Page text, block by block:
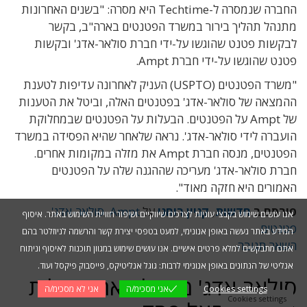
החברה שנמסרה ל-Techtime היא מסרה: "בשנים האחרונות
מתנהל תהליך בירור במשרד הפטנטים בארה"ב, בקשר
לבקשות פטנט שהוגשו על-ידי חברת סולאר-אדג' ובקשות
פטנט שהוגשו על-ידי חברת Ampt.
"משרד הפטנטים (USPTO) העניק לאחרונה עדיפות לטענת
ההמצאה של סולאר-אדג' בפטנטים האלה, וביטל את הטענות
של Ampt על הפטנטים. הבעלות על הפטנטים שבמחלוקת
הועברה לידי סולאר-אדג'. נראה שלאחר שהיא הפסידה במשרד
הפטנטים, מנסה חברת Ampt את מזלה במקומות אחרים.
חברת סולאר-אדג' מעריכה שההגנה שלה על הפטנטים
האמורים היא חזקה מאוד".
פורסם בחדשות,קניין רוחני עלAmpt
,סולאר-אדג',
פטנטים
השאר תגובה
סולאר-אדג' מחסלת את פעילות
אנו עושים שימוש בקבצי עוגיות לצרכים שיווקיים ושיפור חוויית השימוש באתר. איסוף
המידע באתר נעשה באופן אנונימי, למעט בטפסי יצירת קשר והרשמה לניוזלטר בהם
אתם מתבקשים למלא פרטים אישיים. אנו עושים שימוש במגוון תוכנות לאיסוף וניתוח
אנליטי של הנתונים באופן אנונימי לרבות: גוגל אנליטיקס, פייסבוק פיקסל ועוד.
Cookies settings
אני מסכימ/ה אני לא מסכימ/ה
Cookies settings